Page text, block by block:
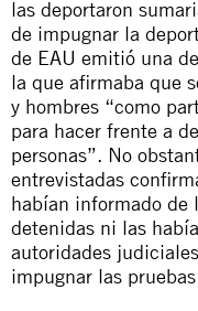
las deportaron
de impugnar la
de EAU emitió una
la que afirmaba que
y hombres “como
para hacer frente a
personas”. No
entrevistadas
habían informado de
detenidas ni las
autoridades
impugnar las